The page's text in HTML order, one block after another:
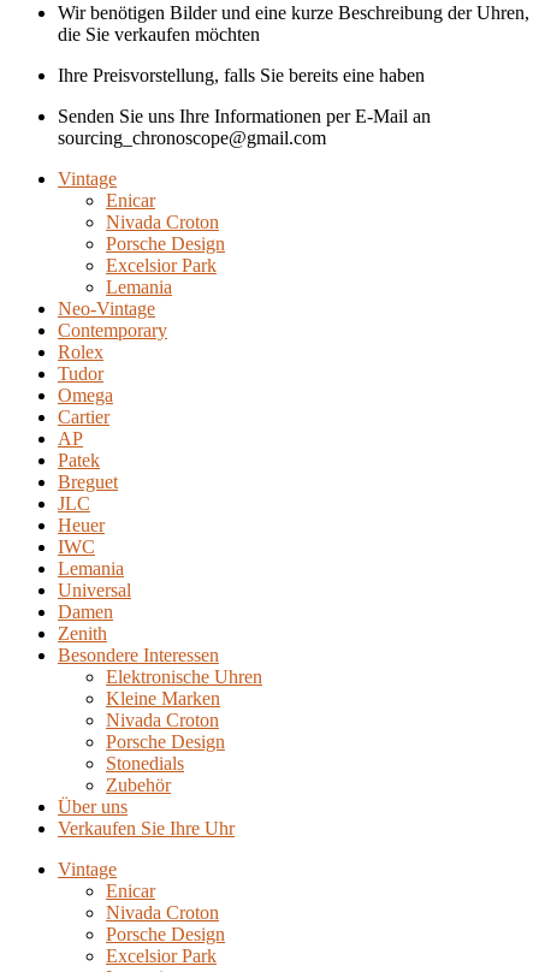
Wir benötigen Bilder und eine kurze Beschreibung der Uhren,
die Sie verkaufen möchten
Ihre Preisvorstellung, falls Sie bereits eine haben
Senden Sie uns Ihre Informationen per E-Mail an
sourcing_chronoscope@gmail.com
Vintage
Enicar
Nivada Croton
Porsche Design
Excelsior Park
Lemania
Neo-Vintage
Contemporary
Rolex
Tudor
Omega
Cartier
AP
Patek
Breguet
JLC
Heuer
IWC
Lemania
Universal
Damen
Zenith
Besondere Interessen
Elektronische Uhren
Kleine Marken
Nivada Croton
Porsche Design
Stonedials
Zubehör
Über uns
Verkaufen Sie Ihre Uhr
Vintage
Enicar
Nivada Croton
Porsche Design
Excelsior Park